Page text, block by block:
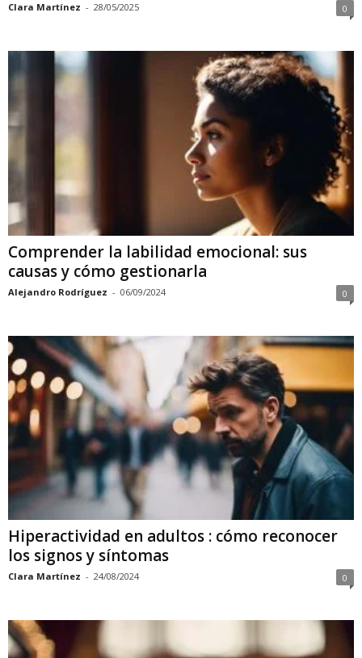
Clara Martínez - 28/05/2025 0
Comprender la labilidad emocional: sus
causas y cómo gestionarla
Alejandro Rodríguez - 06/09/2024 0
Hiperactividad en adultos : cómo reconocer
los signos y síntomas
Clara Martínez - 24/08/2024 0